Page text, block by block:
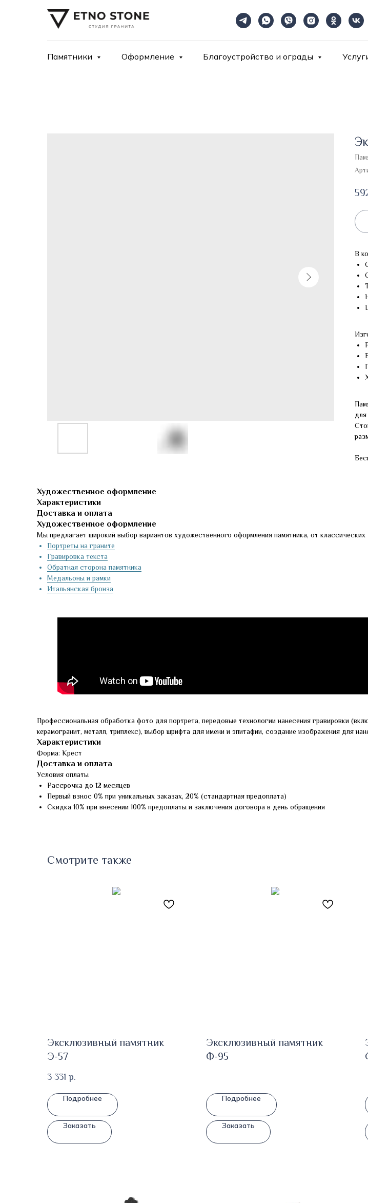
Памятники Оформление Благоустройство и ограды
В
Художественное оформление
Характеристики
Доставка и оплата
Художественное оформление
Мы предлагает широкий выбор вариантов художественного оформления памятника, от
Портреты на граните
Гравировка текста
Обратная сторона памятника
Медальоны и рамки
Итальянская бронза
Профессиональная обработка фото для портрета, передовые технологии нанесения гравировки
керамогранит, металл, триплекс), выбор шрифта для имени и эпитафии, создание изображения для
Характеристики
Форма: Крест
Доставка и оплата
Условия оплаты
Рассрочка до 12 месяцев
Первый взнос 0% при уникальных заказах, 20% (стандартная предоплата)
Скидка 10% при внесении 100% предоплаты и заключения договора в день обращения
Смотрите также
Эксклюзивный памятник
Э-57
3 331 р.
Подробнее
Заказать
Эксклюзивный памятник
Ф-95
Подробнее
Заказать